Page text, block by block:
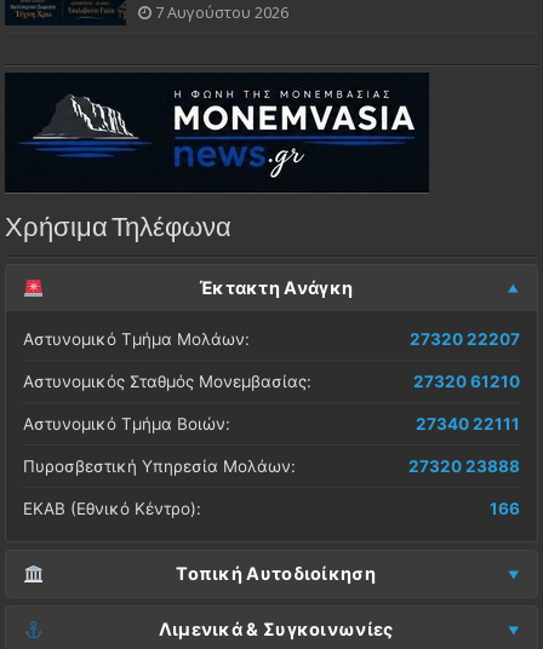
7 Αυγούστου 2026
Χρήσιμα Τηλέφωνα
Έκτακτη Ανάγκη
Αστυνομικό Τμήμα Μολάων: 27320 22207
Αστυνομικός Σταθμός Μονεμβασίας: 27320 61210
Αστυνομικό Τμήμα Βοιών: 27340 22111
Πυροσβεστική Υπηρεσία Μολάων: 27320 23888
ΕΚΑΒ (Εθνικό Κέντρο): 166
Τοπική Αυτοδιοίκηση
Δήμος Μονεμβασίας (Έδρα):
Λιμενικά & Συγκοινωνίες